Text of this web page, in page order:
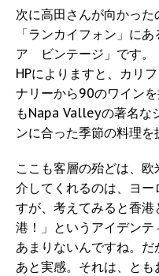
次に高田さんが向かっ
「ランカイフォン」に
ア ビンテージ」です。
HPによりますと、カリ
ナリーから90のワイン
もNapa Valleyの著名な
ンに合った季節の料理を
ここも客層の殆どは、
介してくれるのは、ヨ
すが、考えてみると香
港！」というアイデン
あまりないんですね。
あと実感。それは、とも